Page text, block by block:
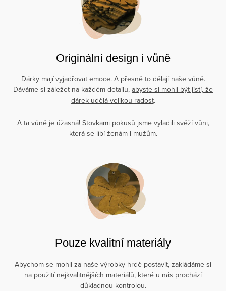
Originální design i vůně
Dárky mají vyjadřovat emoce. A přesně to dělají naše vůně.
Dáváme si záležet na každém detailu, abyste si mohli být jistí, že
dárek udělá velikou radost.
A ta vůně je úžasná! Stovkami pokusů jsme vyladili svěží vůni,
která se líbí ženám i mužům.
Pouze kvalitní materiály
Abychom se mohli za naše výrobky hrdě postavit, zakládáme si
na použití nejkvalitnějších materiálů, které u nás prochází
důkladnou kontrolou.